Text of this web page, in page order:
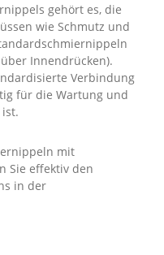
gehört es, die
wie Schmutz und
Innendrücken).
Verbindung
für die Wartung und
mit
Sie effektiv den
in der